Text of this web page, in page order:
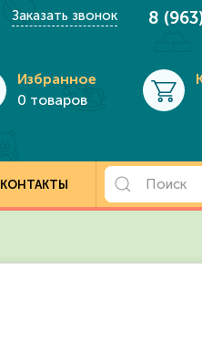
Заказать звонок 8
Избранное
0 товаров
КОНТАКТЫ